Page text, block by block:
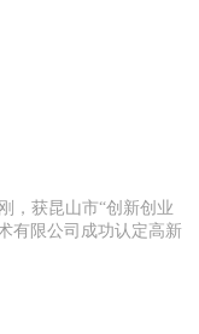
，获昆山市“创新创业
有限公司成功认定高新